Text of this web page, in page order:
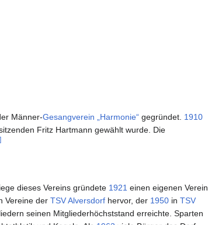
Männer-Gesangverein „Harmonie“ gegründet. 1910
Fritz Hartmann gewählt wurde. Die
]
dieses Vereins gründete 1921 einen eigenen Verein
Vereine der TSV Alversdorf hervor, der 1950 in TSV
seinen Mitgliederhöchststand erreichte. Sparten